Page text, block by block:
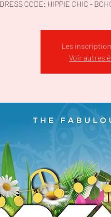
CODE: HIPPIE CHIC -
Les
Voir autres